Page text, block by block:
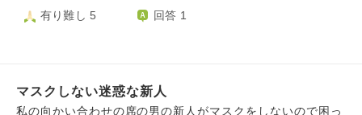
うので、いつも根本的解決を望んでしまい気軽に愚痴をいっ
したが、希望を持つ心の持ちようをアドバイスしていただけ
ないでしょうか？ どうぞよろしくお願いいたします。
遺症と診断されました。薬をいただき、来週もう一度診察を
受けるそうです。 いつもあんなにチャキチャキと、多少の
で、もし母がそうなってしまったら、と思うとかなり不安で
す。 また、私自身は検査を受けてなかったのですが、夏バ
有り難し 5 回答 1
マスクしない迷惑な新人
私の向かい合わせの席の男の新人がマスクをしないので困っ